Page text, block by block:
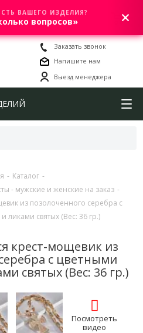
0
Заказать звонок
Напишите нам
Выезд менеджера
- Каталог -
- мужские и женские на заказ -
из позолоченного серебра с
ликами святых (Вес: 36 гр.)
крест-мощевик из
с цветными
святых (Вес: 36 гр.)
Посмотреть
видео
ВАШЕГО ИЗДЕЛИЯ?
вопросов»